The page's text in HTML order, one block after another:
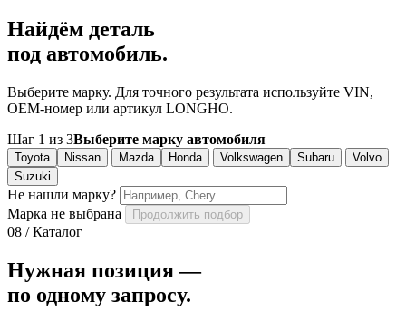
Найдём деталь
под автомобиль.
Выберите марку. Для точного результата используйте VIN,
OEM-номер или артикул LONGHO.
Шаг 1 из 3Выберите марку автомобиля
Toyota Nissan Mazda Honda Volkswagen Subaru
Volvo
Suzuki
Не нашли марку?
Марка не выбрана
Продолжить подбор
08 / Каталог
Нужная позиция —
по одному запросу.